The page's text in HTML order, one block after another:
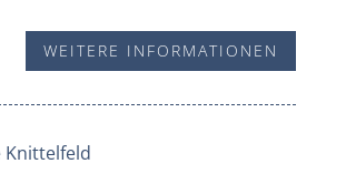
WEITERE INFORMATIONEN
Knittelfeld